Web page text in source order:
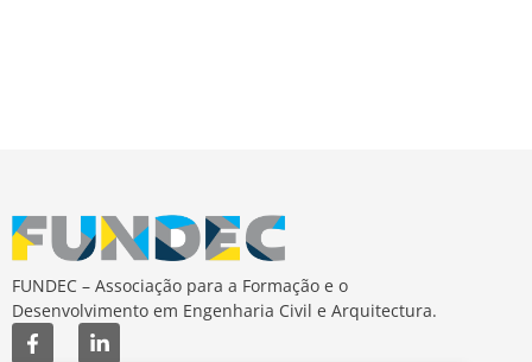
FUNDEC – Associação para a Formação e o
Desenvolvimento em Engenharia Civil e Arquitectura.